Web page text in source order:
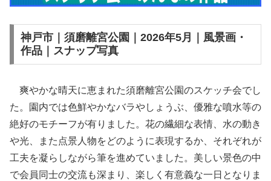
神戸市｜須磨離宮公園｜2026年5月｜風景画・
作品｜スナップ写真
爽やかな晴天に恵まれた須磨離宮公園のスケッチ会でし
た。園内では色鮮やかなバラやしょうぶ、優雅な噴水等の
絶好のモチーフが有りました。花の繊細な表情、水の動き
や光、また点景人物をどのように表現するか、それぞれが
工夫を凝らしながら筆を進めていました。美しい景色の中
で会員同士の交流も深まり、楽しく有意義な一日となりま